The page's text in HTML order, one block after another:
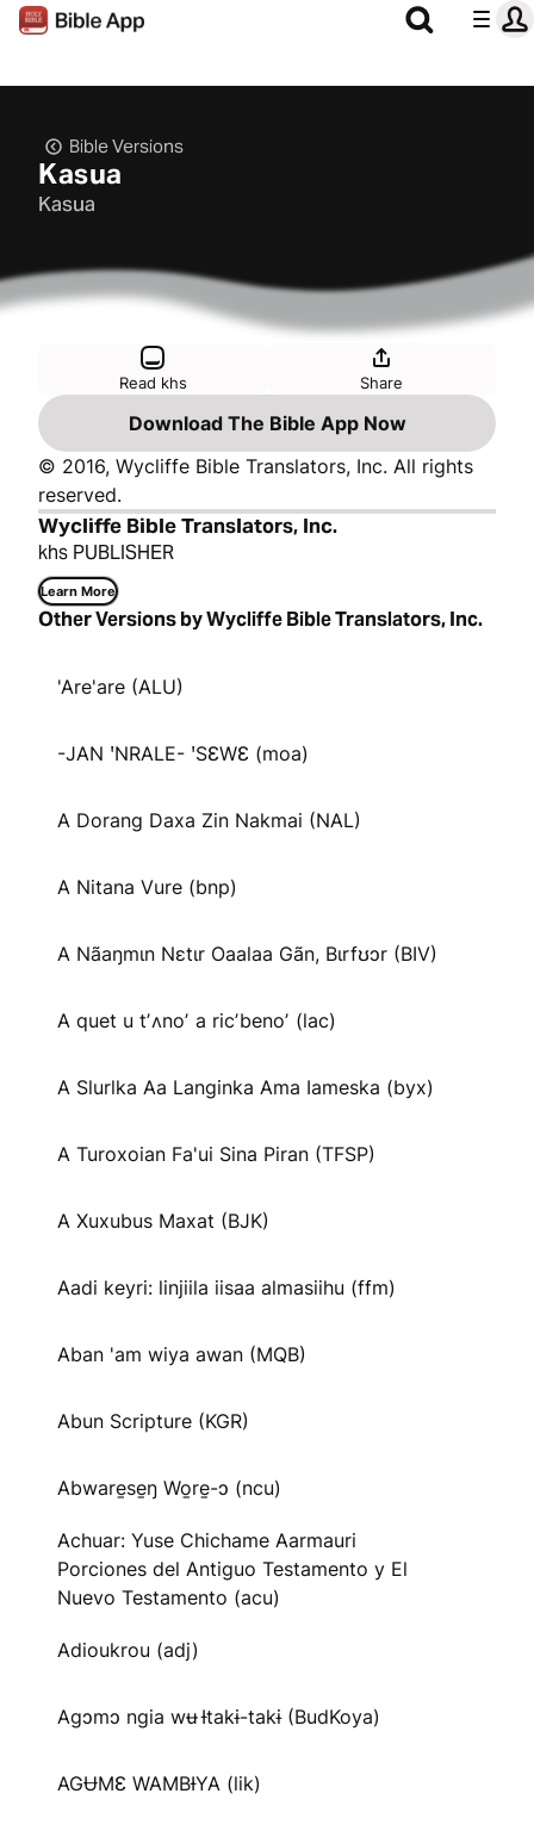
Bible Versions
Kasua
Kasua
Read khs Share
Download The Bible App Now
© 2016, Wycliffe Bible Translators, Inc. All rights
reserved.
Wycliffe Bible Translators, Inc.
khs PUBLISHER
Learn More
Other Versions by Wycliffe Bible Translators, Inc.
'Are'are (ALU)
-JAN ꞌNRALE- ꞌSƐWƐ (moa)
A Dorang Daxa Zin Nakmai (NAL)
A Nitana Vure (bnp)
A Nãaŋmɩn Nɛtɩr Oaalaa Gãn, Bɩrfʊɔr (BIV)
A quet u tʼʌnoʼ a ricʼbenoʼ (lac)
A Slurlka Aa Langinka Ama Iameska (byx)
A Turoxoian Fa'ui Sina Piran (TFSP)
A Xuxubus Maxat (BJK)
Aadi keyri: linjiila iisaa almasiihu (ffm)
Aban 'am wiya awan (MQB)
Abun Scripture (KGR)
Abware̱se̱ŋ Wo̱re̱-ɔ (ncu)
Achuar: Yuse Chichame Aarmauri
Porciones del Antiguo Testamento y El
Nuevo Testamento (acu)
Adioukrou (adj)
Agɔmɔ ngia wʉ Ɨtakɨ-takɨ (BudKoya)
AGɄMƐ WAMBƗYA (lik)